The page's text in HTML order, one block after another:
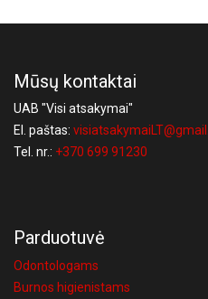
Mūsų kontaktai
UAB "Visi atsakymai"
El. paštas:
Tel. nr.: +370 699 91230
Parduotuvė
Odontologams
Burnos higienistams